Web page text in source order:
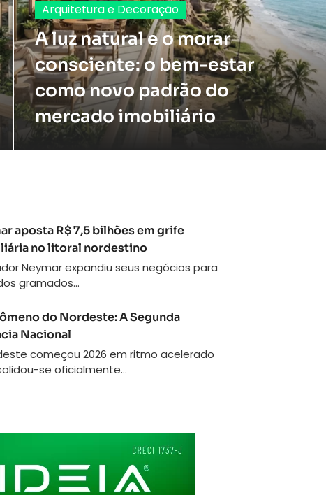
Arquitetura e Decoração
A luz natural e o morar
consciente: o bem-estar
como novo padrão do
mercado imobiliário
aposta R$ 7,5 bilhões em grife
no litoral nordestino
Neymar expandiu seus negócios para
gramados...
do Nordeste: A Segunda
Nacional
começou 2026 em ritmo acelerado
se oficialmente...